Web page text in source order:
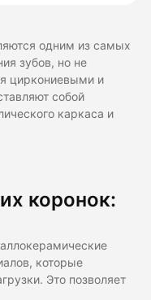
одним из самых
зубов, но не
циркониевыми и
собой
каркаса и
коронок:
которые
Это позволяет